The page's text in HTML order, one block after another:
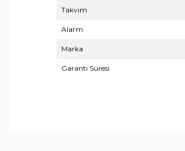
Takvim
Alarm
Marka
Garanti Süresi